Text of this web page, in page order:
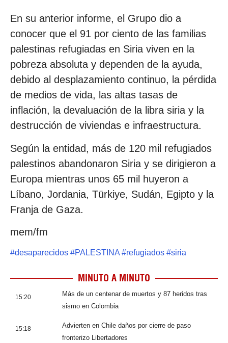
En su anterior informe, el Grupo dio a
conocer que el 91 por ciento de las familias
palestinas refugiadas en Siria viven en la
pobreza absoluta y dependen de la ayuda,
debido al desplazamiento continuo, la pérdida
de medios de vida, las altas tasas de
inflación, la devaluación de la libra siria y la
destrucción de viviendas e infraestructura.
Según la entidad, más de 120 mil refugiados
palestinos abandonaron Siria y se dirigieron a
Europa mientras unos 65 mil huyeron a
Líbano, Jordania, Türkiye, Sudán, Egipto y la
Franja de Gaza.
mem/fm
#desaparecidos #PALESTINA#refugiados #siria
MINUTO A MINUTO
15:20
Más de un centenar de muertos y 87 heridos tras
sismo en Colombia
15:18
Advierten en Chile daños por cierre de paso
fronterizo Libertadores